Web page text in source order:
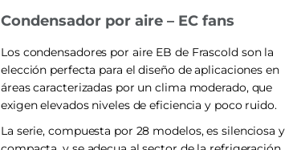
Condensador por aire – EC fans
Los condensadores por aire EB de Frascold son la
elección perfecta para el diseño de aplicaciones en
áreas caracterizadas por un clima moderado, que
exigen elevados niveles de eficiencia y poco ruido.
La serie, compuesta por 28 modelos, es silenciosa y